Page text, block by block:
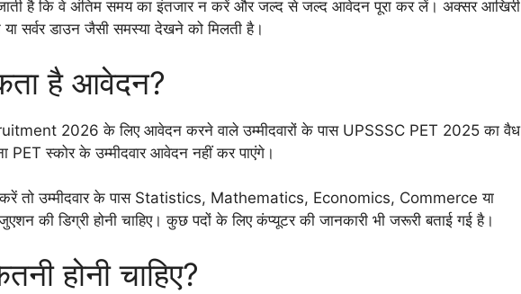
जाती है कि वे अंतिम समय का इंतजार न करें और जल्द से जल्द आवेदन पूरा कर लें। अक्सर आखिरी
या सर्वर डाउन जैसी समस्या देखने को मिलती है।
है आवेदन?
2026 के लिए आवेदन करने वाले उम्मीदवारों के पास UPSSSC PET 2025 का वैध
PET स्कोर के उम्मीदवार आवेदन नहीं कर पाएंगे।
करें तो उम्मीदवार के पास Statistics, Mathematics, Economics, Commerce या
की डिग्री होनी चाहिए। कुछ पदों के लिए कंप्यूटर की जानकारी भी जरूरी बताई गई है।
होनी चाहिए?